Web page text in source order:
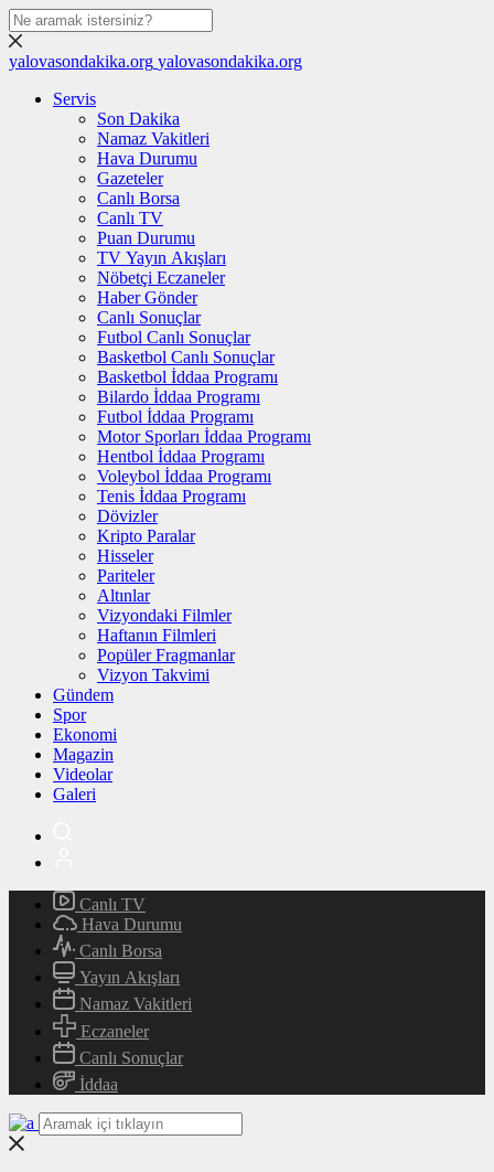
yalovasondakika.org yalovasondakika.org
Servis
Son Dakika
Namaz Vakitleri
Hava Durumu
Gazeteler
Canlı Borsa
Canlı TV
Puan Durumu
TV Yayın Akışları
Nöbetçi Eczaneler
Haber Gönder
Canlı Sonuçlar
Futbol Canlı Sonuçlar
Basketbol Canlı Sonuçlar
Basketbol İddaa Programı
Bilardo İddaa Programı
Futbol İddaa Programı
Motor Sporları İddaa Programı
Hentbol İddaa Programı
Voleybol İddaa Programı
Tenis İddaa Programı
Dövizler
Kripto Paralar
Hisseler
Pariteler
Altınlar
Vizyondaki Filmler
Haftanın Filmleri
Popüler Fragmanlar
Vizyon Takvimi
Gündem
Spor
Ekonomi
Magazin
Videolar
Galeri
Canlı TV
Hava Durumu
Canlı Borsa
Yayın Akışları
Namaz Vakitleri
Eczaneler
Canlı Sonuçlar
İddaa